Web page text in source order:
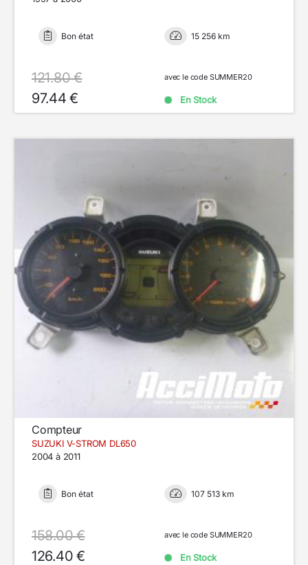
Bon état 15 256 km
121.80 €
97.44 €
avec le code SUMMER20
En Stock
Compteur
SUZUKI V-STROM DL650
2004 à 2011
Bon état 107 513 km
158.00 €
126.40 €
avec le code SUMMER20
En Stock